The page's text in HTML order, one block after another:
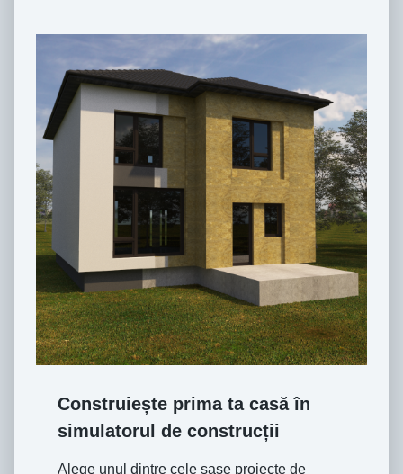
Construiește prima ta casă în
simulatorul de construcții
Alege unul dintre cele șase proiecte de